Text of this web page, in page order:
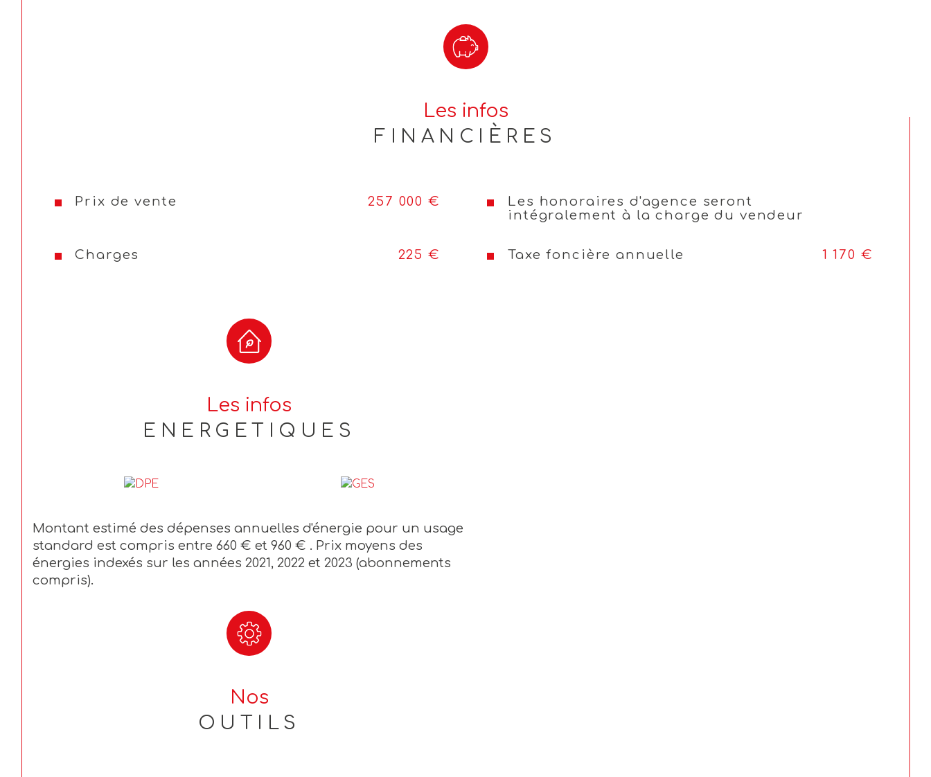
deux chambres spacieuses, dont l’une avec accès direct au balcon. D'une
Charges annuelles de copropriété : 2 700 €
Pour plus d’informations ou pour organiser une visite, contactez sans
Exposition
Copropriété
Les infos
FINANCIÈRES
Prix de vente 257 000 €
Les honoraires d'agence seront
intégralement à la charge du vendeur
Charges 225 € Taxe foncière annuelle 1 170 €
Les infos
ENERGETIQUES
Montant estimé des dépenses annuelles d'énergie pour un usage
standard est compris entre 660 € et 960 € . Prix moyens des
énergies indexés sur les années 2021, 2022 et 2023 (abonnements
compris).
Nos
OUTILS